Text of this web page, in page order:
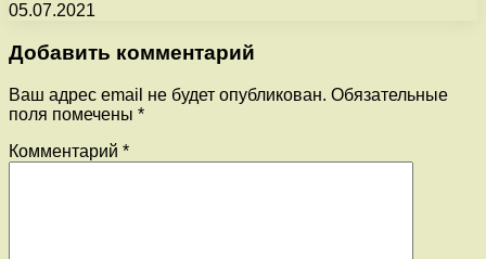
05.07.2021
Добавить комментарий
Ваш адрес email не будет опубликован. Обязательные
поля помечены *
Комментарий *